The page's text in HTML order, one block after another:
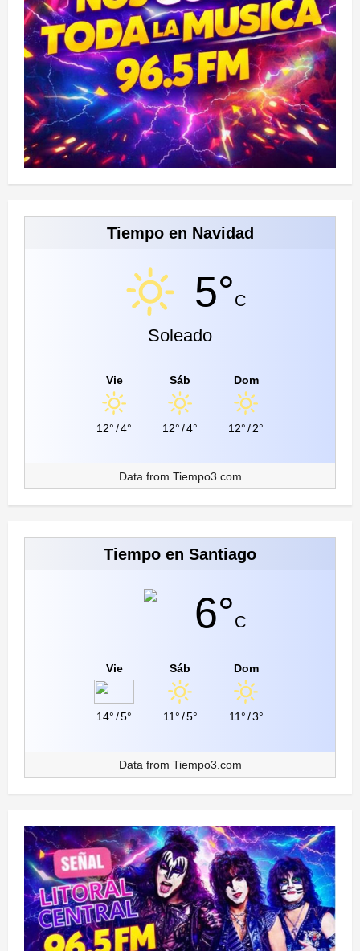
Tiempo en Navidad
5°C
Soleado
Vie
12°/4°
Sáb
12°/4°
Dom
12°/2°
Data from Tiempo3.com
Tiempo en Santiago
6°C
Vie
14°/5°
Sáb
11°/5°
Dom
11°/3°
Data from Tiempo3.com